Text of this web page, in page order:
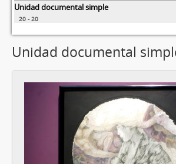
Unidad documental simple
20 - 20
4 more...
Unidad documental